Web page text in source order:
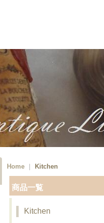
Home Kitchen
商品一覧
Kitchen